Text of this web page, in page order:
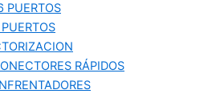
PUERTOS
RÁPIDOS